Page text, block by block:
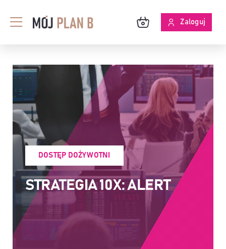
zawartości
Toggle
O MPB
SKUTECZNOŚĆ ANALIZ
Zaloguj
DOSTĘP DOŻYWOTNI
STRATEGIA 10X: ALERT